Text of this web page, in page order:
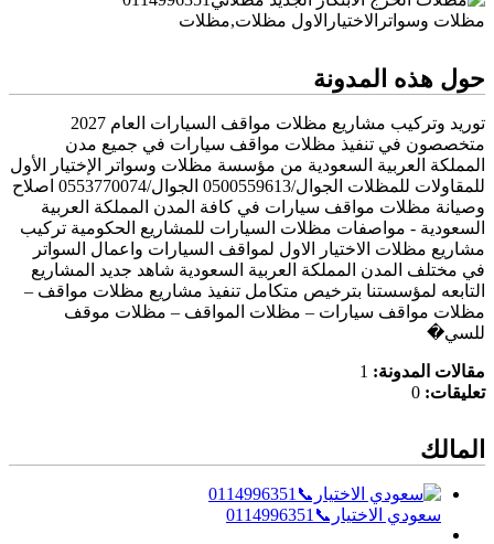
حول هذه المدونة
توريد وتركيب مشاريع مظلات مواقف السيارات العام 2027
متخصصون في تنفيذ مظلات مواقف سيارات في جميع مدن
المملكة العربية السعودية من مؤسسة مظلات وسواتر الإختيار الأول
للمقاولات للمظلات الجوال/0500559613 الجوال/0553770074 اصلاح
وصيانة مظلات مواقف سيارات في كافة المدن المملكة العربية
السعودية - مواصفات مظلات السيارات للمشاريع الحكومية تركيب
مشاريع مظلات الاختيار الاول لمواقف السيارات واعمال السواتر
في مختلف المدن المملكة العربية السعودية شاهد جديد المشاريع
التابعه لمؤسستنا بترخيص متكامل تنفيذ مشاريع مظلات مواقف –
مظلات مواقف سيارات – مظلات المواقف – مظلات موقف
للسي�
مقالات المدونة: 1
تعليقات: 0
المالك
سعودي الاختيار📞0114996351